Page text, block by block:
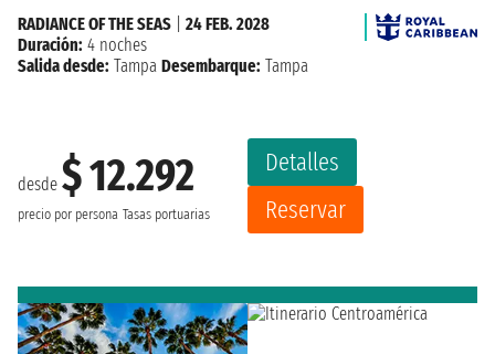
desde $ 12.292
precio por persona Tasas portuarias
Detalles
Reservar
RADIANCE OF THE SEAS
24 FEB. 2028
Duración: 4 noches
Salida desde: Tampa Desembarque: Tampa